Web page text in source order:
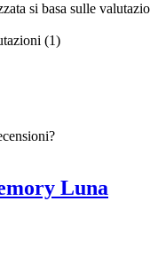
si basa sulle
(1)
Luna